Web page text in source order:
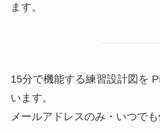
ます。
15分で機能する練習設計図を
います。
メールアドレスのみ・いつでも